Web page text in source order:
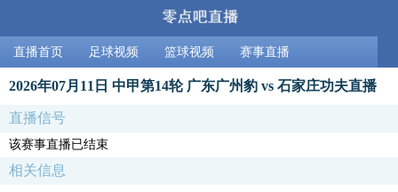
直播首页 足球视频 篮球视频 赛事直播
2026年07月11日 中甲第14轮 广东广州豹 vs 石家庄功夫直播
直播信号
该赛事直播已结束
相关信息